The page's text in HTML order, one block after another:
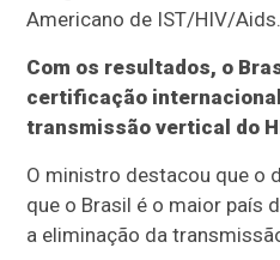
Americano de IST/HIV/Aids.
Com os resultados, o
certificação
transmissão vertical do
O ministro destacou que o
que o Brasil é o maior país
a eliminação da